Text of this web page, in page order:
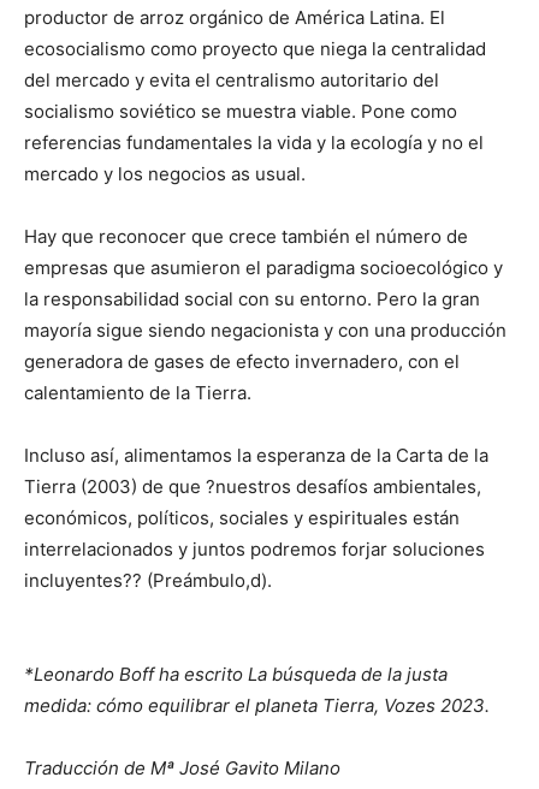
productor de arroz orgánico de América Latina. El
ecosocialismo como proyecto que niega la centralidad
del mercado y evita el centralismo autoritario del
socialismo soviético se muestra viable. Pone como
referencias fundamentales la vida y la ecología y no el
mercado y los negocios as usual.
Hay que reconocer que crece también el número de
empresas que asumieron el paradigma socioecológico y
la responsabilidad social con su entorno. Pero la gran
mayoría sigue siendo negacionista y con una producción
generadora de gases de efecto invernadero, con el
calentamiento de la Tierra.
Incluso así, alimentamos la esperanza de la Carta de la
Tierra (2003) de que ?nuestros desafíos ambientales,
económicos, políticos, sociales y espirituales están
interrelacionados y juntos podremos forjar soluciones
incluyentes?? (Preámbulo,d).
*Leonardo Boff ha escrito La búsqueda de la justa
medida: cómo equilibrar el planeta Tierra, Vozes 2023.
Traducción de Mª José Gavito Milano